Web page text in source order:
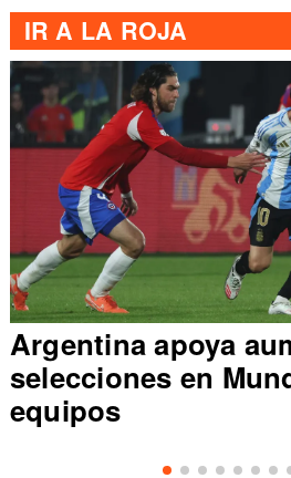
IR A LA ROJA
Argentina apoya
selecciones en
equipos